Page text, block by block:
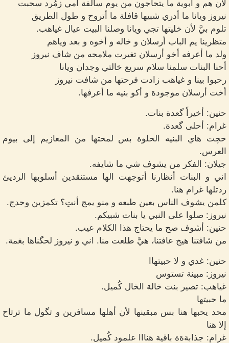
لأن هم و أبوية ما يتحاجون من يوم سالفة أمي زمُرد سحبت
نيروز ويانا ما أدري شبيها قافلة ما أتروح و طول الطريق
تلوم بيَّ لأن خليتها تجي ويانا وصلنا البيت عيال غياهب.
متظرينا يم الباب أرسلان و خاله و أخوه و بعد وياهم
ولد ما أعرفه أخو أرسلان تغيرت ملامحه من شاف نيروز
أحنا البنات سلمنا سلام سريع خالتي وجدان ويانا
رحبوا بينا و غياهب زادت فرحتها من شافت نيروز
أخت أرسلان موجودة و أكو بنيه ما أعرفها.
حنين: أخيراً گعدة بنات.
غرام: أحلى گعدة.
حچت هاي البنيه الحلوة بس لمحتها من المعازيم إلى بيوم
العرس.
جيلان: الفكر من يشوف شي ما شايفه.
اني و البنات أنظارنا أتوجهت الها مستنقدين أسلوبها الرديئ
ردتلها غرام هنا.
كلمن يشوف الناس بعين طبعه و منو يمج أنتِ؟ تكمزين وحدج.
نيروز: صلوا على النبي يا بنات شبيكم.
حنين: أشوف صح ما يحتاج هذا الكلام عيب.
من شافتنا هيج عافتنا، هيَّ طلعت منا. اني و نيروز لحگناها بغمة.
حنين: غدي و لا حبيتهاا
نيروز: مبينة تستوس
غياهب: تصير بنت خالة الخال كُميل.
ما حبيتها
محد يحبها هنا بس مبقينها لأن أهلها مسافرين و تگول ما ترتاح
إلا هنا
غرام: جذابةةة باقية هنااا علمود كُميل.